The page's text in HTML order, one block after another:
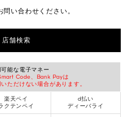
い合わせください。
店舗検索
可能な電子マネー
Code、Bank Payは
ただけない場合があります。
楽天ペイ
クテンペイ
d払い
ディーバライ